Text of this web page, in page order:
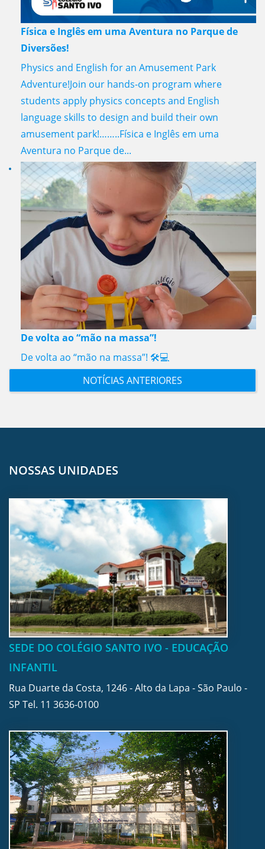
Física e Inglês em uma Aventura no Parque de
Diversões!
Physics and English for an Amusement Park
Adventure!Join our hands-on program where
students apply physics concepts and English
language skills to design and build their own
amusement park!……..Física e Inglês em uma
Aventura no Parque de...
De volta ao “mão na massa”!
De volta ao “mão na massa”! 🛠️💻
NOTÍCIAS ANTERIORES
NOSSAS UNIDADES
SEDE DO COLÉGIO SANTO IVO - EDUCAÇÃO
INFANTIL
Rua Duarte da Costa, 1246 - Alto da Lapa - São Paulo -
SP Tel. 11 3636-0100